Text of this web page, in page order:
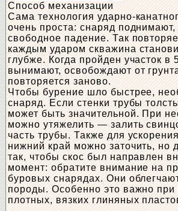
Способ механизации
Сама технология ударно-
очень проста: снаряд поднимают,
свободное падение. Так
каждым ударом скважина
глубже. Когда пройден участок в
вынимают, освобождают от
повторяется заново.
Чтобы бурение шло быстрее,
снаряд. Если стенки трубы
может быть значительной. При
можно утяжелить — залить
часть трубы. Также для
нижний край можно заточить, но
так, чтобы скос был направлен
момент: обратите внимание на
буровых снарядах. Они
породы. Особенно это важно при
плотных, вязких глиняных